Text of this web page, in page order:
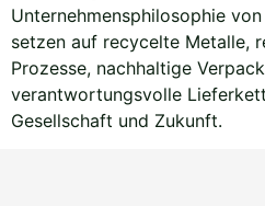
Unternehmensphilosophie
setzen auf recycelte Metalle,
Prozesse, nachhaltige
verantwortungsvolle
Gesellschaft und Zukunft.